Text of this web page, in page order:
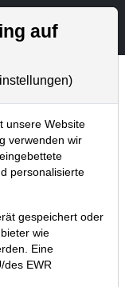
und Artikelsuche
für die
auf
unsere Website
verwenden wir
personalisierte
gespeichert oder
wie
Eine
des EWR